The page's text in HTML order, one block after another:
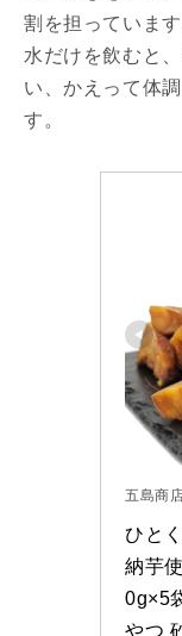
割を担っていま
水だけを飲むと
い、かえって体
す。
五島商
ひと
納芋
0g×5
やつ